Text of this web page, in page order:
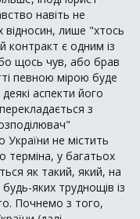
навіть не
відносин, лише "хтось
контракт є одним із
щось чув, або брав
певною мірою буде
аспекти його
з
не містить
терміна, у багатьох
як такий, який, на
яких труднощів із
Почнемо з того,